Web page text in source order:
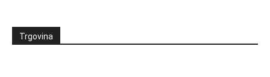
Trgovina